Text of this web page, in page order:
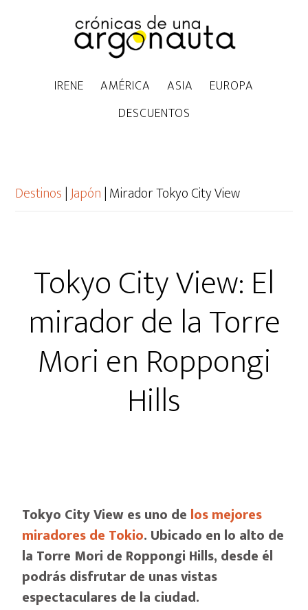
IRENE AMÉRICA ASIA
EUROPA
DESCUENTOS
Destinos|Japón|Mirador Tokyo City View
Tokyo City View: El
mirador de la Torre
Mori en Roppongi
Hills
Tokyo City View es uno de los mejores
miradores de Tokio. Ubicado en lo alto de
la Torre Mori de Roppongi Hills, desde él
podrás disfrutar de unas vistas
espectaculares de la ciudad.